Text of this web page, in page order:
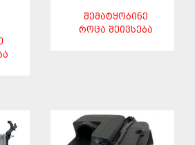
ᲨᲔᲛᲐᲢᲧᲝᲑᲘᲜᲔ
ᲠᲝᲪᲐ ᲨᲔᲘᲕᲡᲔᲑᲐ